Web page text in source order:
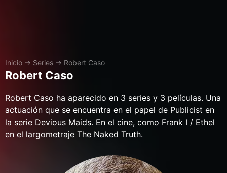
Inicio → Series → Robert Caso
Robert Caso
Robert Caso ha aparecido en 3 series y 3 películas. Una
actuación que se encuentra en el papel de Publicist en
la serie Devious Maids. En el cine, como Frank I / Ethel
en el largometraje The Naked Truth.